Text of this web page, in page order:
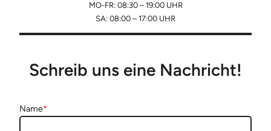
MO-FR: 08:30 – 19:00 UHR
SA: 08:00 – 17:00 UHR
Schreib uns eine Nachricht!
Name*